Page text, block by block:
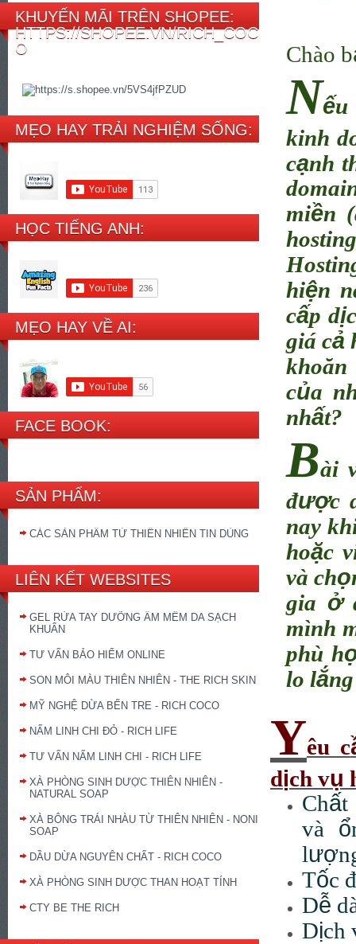
KHUYẾN MÃI TRÊN SHOPEE:
HTTPS://SHOPEE.VN/RICH_COC
O
MẸO HAY TRẢI NGHIỆM SỐNG:
HỌC TIẾNG ANH:
MẸO HAY VỀ AI:
FACE BOOK:
SẢN PHẨM:
CÁC SẢN PHẨM TỪ THIÊN NHIÊN TIN DÙNG
LIÊN KẾT WEBSITES
GEL RỬA TAY DƯỠNG ẨM MỀM DA SẠCH
KHUẨN
TƯ VẤN BẢO HIỂM ONLINE
SON MÔI MÀU THIÊN NHIÊN - THE RICH SKIN
MỸ NGHỆ DỪA BẾN TRE - RICH COCO
NẤM LINH CHI ĐỎ - RICH LIFE
TƯ VẤN NẤM LINH CHI - RICH LIFE
XÀ PHÒNG SINH DƯỢC THIÊN NHIÊN -
NATURAL SOAP
XÀ BÔNG TRÁI NHÀU TỪ THIÊN NHIÊN - NONI
SOAP
DẦU DỪA NGUYÊN CHẤT - RICH COCO
XÀ PHÒNG SINH DƯỢC THAN HOẠT TÍNH
CTY BE THE RICH
Chào b
Nếu
kinh
cạnh
miền
hiện
cấp dị
giá cả
của
nhất?
Bài
được
nay
hoặc
và chọ
gia ở
mình
phù h
lo lắ
Yêu c
dịch vụ
Chất
và ổ
lượ
Tốc đ
Dễ
Dịch